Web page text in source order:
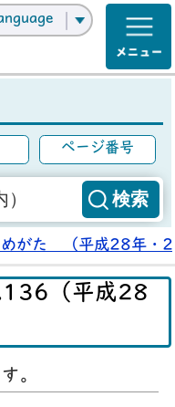
ページ番号
めがた （平成28年・
（平成28
。